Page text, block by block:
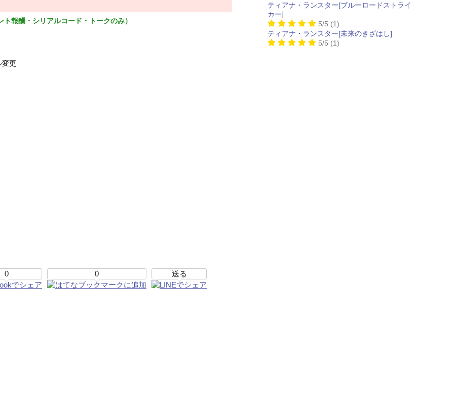
報酬・シリアルコード・トークのみ）
変更
0 0 送る
ティアナ・ランスター[ブルーロードストライ
カー]
5/5 (1)
ティアナ・ランスター[未来のきざはし]
5/5 (1)